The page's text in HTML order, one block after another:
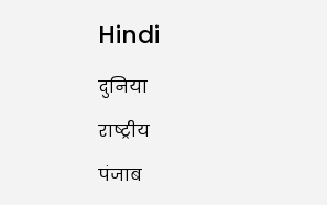
Unique Wedding: Twin Sisters
Marry Twin Brothers in Kerala;
Hindi
दुनिया
राष्ट्रीय
पंजाब